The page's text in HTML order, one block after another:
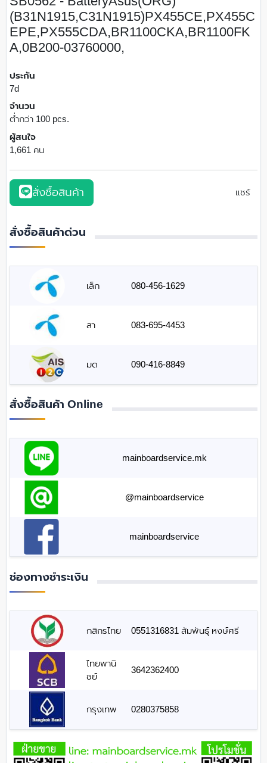
(B31N1915,C31N1915)PX455CE,PX455C
EPE,PX555CDA,BR1100CKA,BR1100FK
A,0B200-03760000,
ประกัน
7d
จำนวน
ต่ำกว่า 100 pcs.
ผู้สนใจ
1,661 คน
สั่งซื้อสินค้า แชร์
สั่งซื้อสินค้าด่วน
เล็ก 080-456-1629
สา 083-695-4453
มด 090-416-8849
สั่งซื้อสินค้า Online
mainboardservice.mk
@mainboardservice
mainboardservice
ช่องทางชำระเงิน
กสิกรไทย 0551316831 สัมพันธุ์ หงษ์ศรี
ไทยพานิ
ชย์
3642362400
กรุงเทพ 0280375858